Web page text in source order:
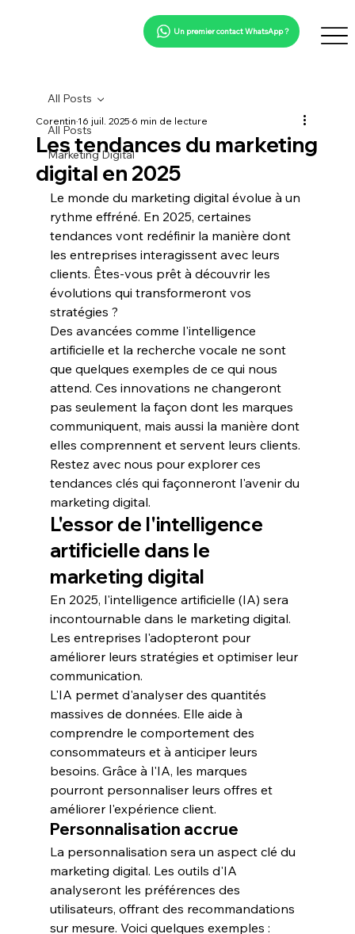
Un premier contact WhatsApp ?
All Posts
Marketing Digital
All Posts
Les tendances du marketing
digital en 2025
Corentin16 juil. 20256 min de lecture
Le monde du marketing digital évolue à un
rythme effréné. En 2025, certaines
tendances vont redéfinir la manière dont
les entreprises interagissent avec leurs
clients. Êtes-vous prêt à découvrir les
évolutions qui transformeront vos
stratégies ?
Des avancées comme l'intelligence
artificielle et la recherche vocale ne sont
que quelques exemples de ce qui nous
attend. Ces innovations ne changeront
pas seulement la façon dont les marques
communiquent, mais aussi la manière dont
elles comprennent et servent leurs clients.
Restez avec nous pour explorer ces
tendances clés qui façonneront l'avenir du
marketing digital.
L'essor de l'intelligence
artificielle dans le
marketing digital
En 2025, l'intelligence artificielle (IA) sera
incontournable dans le marketing digital.
Les entreprises l'adopteront pour
améliorer leurs stratégies et optimiser leur
communication.
L'IA permet d'analyser des quantités
massives de données. Elle aide à
comprendre le comportement des
consommateurs et à anticiper leurs
besoins. Grâce à l'IA, les marques
pourront personnaliser leurs offres et
améliorer l'expérience client.
Personnalisation accrue
La personnalisation sera un aspect clé du
marketing digital. Les outils d'IA
analyseront les préférences des
utilisateurs, offrant des recommandations
sur mesure. Voici quelques exemples :